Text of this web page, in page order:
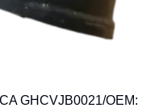
GHCVJB0021/OEM: